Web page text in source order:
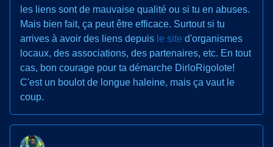
les liens sont de mauvaise qualité ou si tu en abuses.
Mais bien fait, ça peut être efficace. Surtout si tu
arrives à avoir des liens depuis le site d'organismes
locaux, des associations, des partenaires, etc. En tout
cas, bon courage pour ta démarche DirloRigolote!
C'est un boulot de longue haleine, mais ça vaut le
coup.